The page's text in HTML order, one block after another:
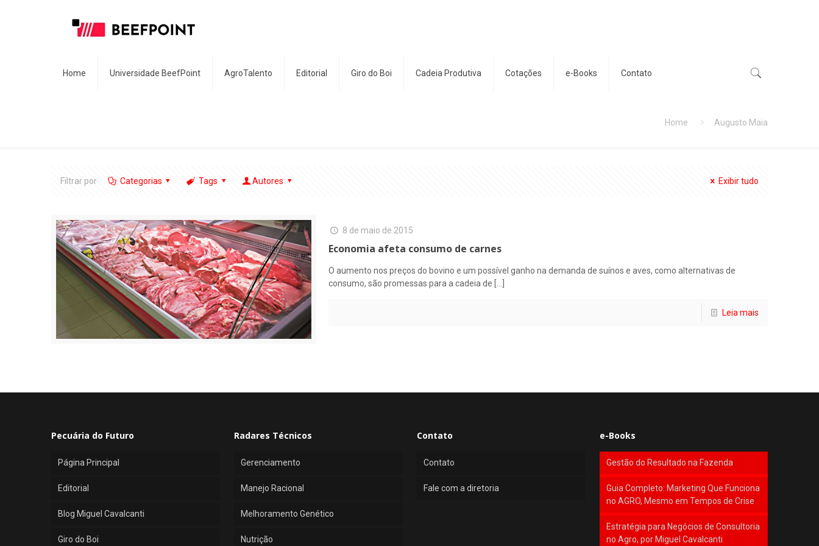
Home Universidade BeefPoint AgroTalento Editorial Giro do Boi Cadeia Produtiva Cotações e-Books Contato
Home Augusto Maia
Filtrar por Categorias Tags Autores Exibir tudo
8 de maio de 2015
Economia afeta consumo de carnes
O aumento nos preços do bovino e um possível ganho na demanda de suínos e aves, como alternativas de
consumo, são promessas para a cadeia de
Leia mais
Pecuária do Futuro
Página Principal
Editorial
Blog Miguel Cavalcanti
Giro do Boi
Radares Técnicos
Gerenciamento
Manejo Racional
Melhoramento Genético
Nutrição
Contato
Contato
Fale com a diretoria
e-Books
Gestão do Resultado na Fazenda
Guia Completo: Marketing Que Funciona
no AGRO, Mesmo em Tempos de Crise
Estratégia para Negócios de Consultoria
no Agro, por Miguel Cavalcanti